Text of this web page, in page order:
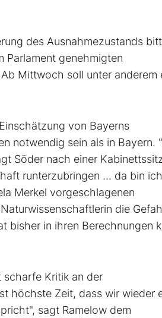
des Ausnahmezustands
Parlament genehmigten
Mittwoch soll unter anderem
von Bayerns
notwendig sein als in Bayern.
Söder nach einer
runterzubringen ... da bin ich
Merkel vorgeschlagenen
die
bisher in ihren Berechnungen
scharfe Kritik an der
höchste Zeit, dass wir wieder
sagt Ramelow dem